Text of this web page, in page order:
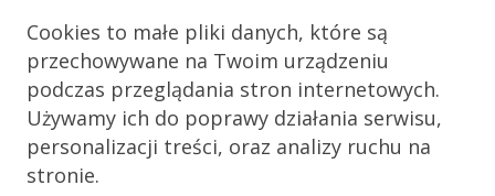
Mospinek
10) MATEMATYKA – Magdalena
Gębala
11) JĘZYK NIEMIECKI – Małgorzta
Krysztofik (dla klas III)
12) GEOGRAFIA – Maciej Koźma
Cookies to małe pliki danych, które są
przechowywane na Twoim urządzeniu
podczas przeglądania stron internetowych.
Używamy ich do poprawy działania serwisu,
personalizacji treści, oraz analizy ruchu na
stronie.